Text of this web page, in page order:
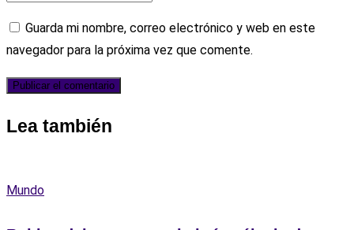
Guarda mi nombre, correo electrónico y web en este
navegador para la próxima vez que comente.
Lea también
Mundo